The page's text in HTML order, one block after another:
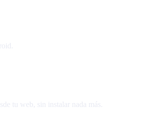
tu web, sin instalar nada más.